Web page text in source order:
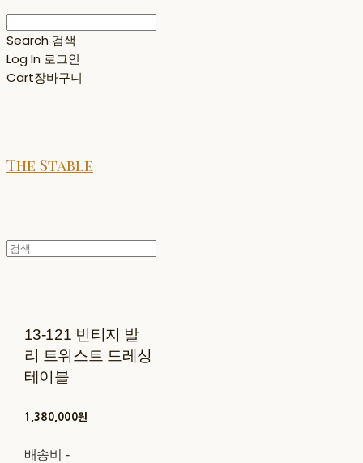
Search 검색
Log In 로그인
Cart장바구니
The Stable
13-121 빈티지 발
리 트위스트 드레싱
테이블
1,380,000원
배송비 -